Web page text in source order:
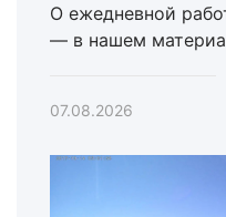
О ежедневной
— в нашем
07.08.2026